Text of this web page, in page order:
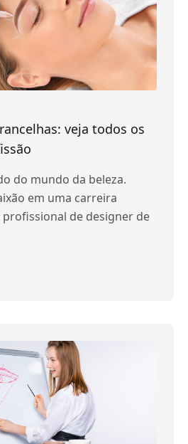
veja todos os
do mundo da beleza.
em uma carreira
de designer de